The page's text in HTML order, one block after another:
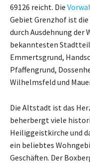
69126 reicht. Die
Gebiet Grenzhof ist
durch Ausdehnung der
bekanntesten
Emmertsgrund,
Pfaffengrund,
Wilhelmsfeld und
Die Altstadt ist das
beherbergt viele
Heiliggeistkirche und
ein beliebtes
Geschäften. Der